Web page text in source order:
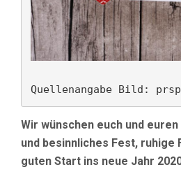
Quellenangabe Bild:
Wir wünschen euch und
und besinnliches Fest, ruhige
guten Start ins neue Jahr